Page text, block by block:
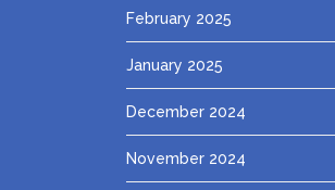
February 2025
January 2025
December 2024
November 2024